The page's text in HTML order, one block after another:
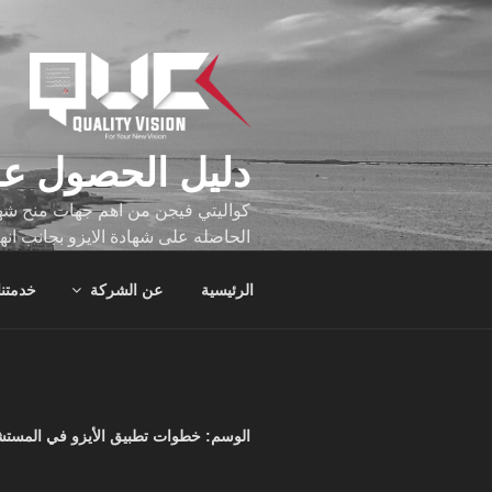
التجاوز
دليل الحصول
كواليتي فيجن من اهم جهات منح
الحاصله على شهادة الايزو بجانب
الرئيسية عن الشركة
الوسم: خطوات تطبيق الأيزو في